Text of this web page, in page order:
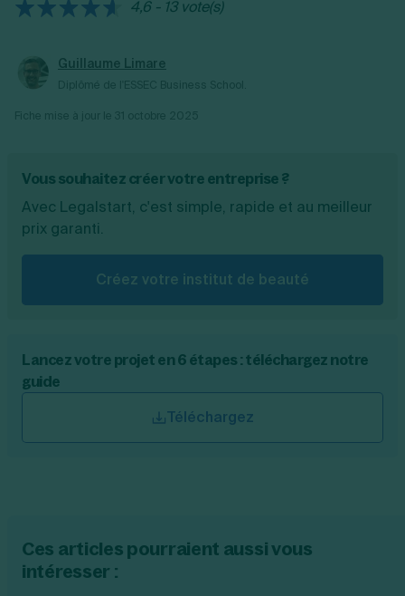
4,6 - 13 vote(s)
Guillaume Limare
Vous souhaitez créer votre entreprise ?
Avec Legalstart, c'est simple, rapide et au meilleur
prix garanti.
Créez votre institut de beauté
Lancez votre projet en 6 étapes : téléchargez notre
guide
Téléchargez
Ces articles pourraient aussi vous
intéresser :